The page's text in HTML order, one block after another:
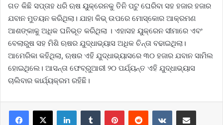
ଗତ କିଛି ସପ୍ତାହ ଧରି ଋଷ ୟୁକ୍ରେନକୁ ତିନି ପଟୁ ଘେରିବା ସହ ହଜାର ହଜାର
ଯବାନ ମୁତୟନ କରିଥିଲା। ଯାହା କିଭ୍ ଉପରେ ମୋସ୍କୋର ଆକ୍ରମଣ
ଆଶଙ୍କାକୁ ଅଧିକ ଘନିଭୂତ କରିଥିଲା । ଏହାସହ ୟୁକ୍ରେନ ସୀମାରେ ଏବଂ
ବେଲାରୁଷ ସହ ମିଶି ଋଷର ଯୁଦ୍ଧାଭ୍ୟାସ ଅଧିକ ଚିନ୍ତା ବଢାଇଥିଲା।
ଆମେରିକା କହିଥିଲା, ଋଷର ଏହି ଯୁଦ୍ଧାଭ୍ୟାସରେ ୩୦ ହଜାର ଯବାନ ସାମିଲ
ହୋଇଥିଲେ। ଆସନ୍ତା ଫେବ୍ରୁଆରୀ ୨୦ ପର୍ଯ୍ୟନ୍ତ ଏହି ଯୁଦ୍ଧାଭ୍ୟାସ
ଚାଲିବାର କାର୍ଯ୍ୟକ୍ରମ ରହିଛି।